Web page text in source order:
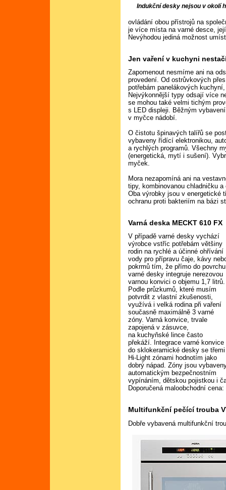
Indukční desky nejsou v okolí
ovládání obou přístrojů na
je více místa na varné desce,
Nevýhodou jediná možnost
Jen vaření v kuchyni
Zapomenout nesmíme ani na
provedení. Od ostrůvkových
potřebám panelákových
Nejvýkonnější typy odsají více
se mohou také velmi tichým
s LED displeji. Běžným
v myčce nádobí.
O čistotu špinavých talířů se
vybaveny řídící elektronikou,
a rychlých programů. Všechny
(energetická, mytí i sušení).
myček.
Mora nezapomíná ani na
tipy, kombinovanou chladničku
Oba výrobky jsou v energetické
ochranu proti bakteriím na bázi
Varná deska MECKT 610 FX
V případě varné desky vychází
výrobce vstříc potřebám většiny
rodin na rychlé a účinné ohřívání
vody pro přípravu čaje, kávy
pokrmů tím, že přímo do povrchu
varné desky integruje nerezovou
varnou konvici o objemu 1,7 litrů.
Podle průzkumů, které musím
potvrdit z vlastní zkušenosti,
využívá i velká rodina při vaření
současně maximálně 3 varné
zóny. Varná konvice, trvale
zapojená v zásuvce,
na kuchyňské lince často
překáží. Integrace varné konvice
do sklokeramické desky se třemi
Hi-Light zónami hodnotím jako
dobrý nápad. Zóny jsou
automatickým bezpečnostním
vypínáním, dětskou pojistkou i
Doporučená maloobchodní
Multifunkční pečící trouba
Dobře vybavená multifunkční